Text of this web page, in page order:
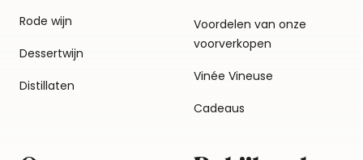
Rode wijn
Dessertwijn
Distillaten
Voordelen van onze
voorverkopen
Vinée Vineuse
Cadeaus